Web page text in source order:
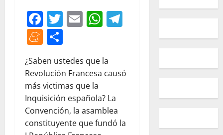
Facebook
Twitter
EmailWhatsApp
Meneame
¿Saben ustedes que la
Revolución Francesa causó
más victimas que la
Inquisición española? La
Convención, la asamblea
constituyente que fundó la